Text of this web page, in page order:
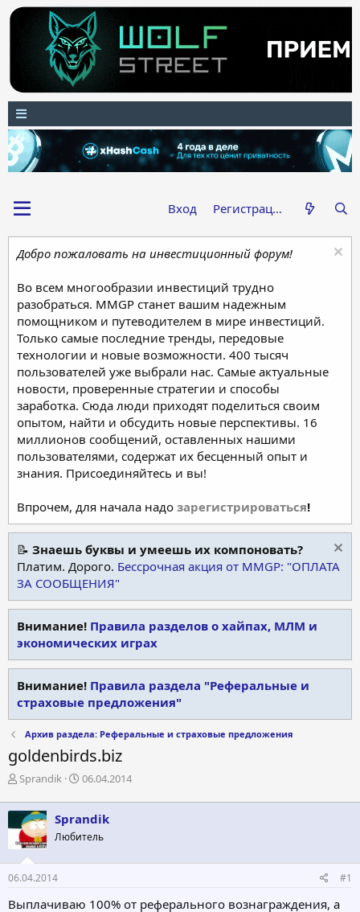
Вход Регистрация
Добро пожаловать на инвестиционный форум!
Во всем многообразии инвестиций трудно
разобраться. MMGP станет вашим надежным
помощником и путеводителем в мире инвестиций.
Только самые последние тренды, передовые
технологии и новые возможности. 400 тысяч
пользователей уже выбрали нас. Самые актуальные
новости, проверенные стратегии и способы
заработка. Сюда люди приходят поделиться своим
опытом, найти и обсудить новые перспективы. 16
миллионов сообщений, оставленных нашими
пользователями, содержат их бесценный опыт и
знания. Присоединяйтесь и вы!
Впрочем, для начала надо зарегистрироваться!
📝 Знаешь буквы и умеешь их компоновать?
Платим. Дорого. Бессрочная акция от MMGP: "ОПЛАТА
ЗА СООБЩЕНИЯ"
Внимание! Правила разделов о хайпах, МЛМ и
экономических играх
Внимание! Правила раздела "Реферальные и
страховые предложения"
Архив раздела: Реферальные и страховые предложения
goldenbirds.biz
А
т
о
р
т
е
м
Sprandik
Д
т
а
н
ч
а
06.04.2014
Sprandik
Любитель
06.04.2014 #1
Выплачиваю 100% от реферального вознаграждения, а